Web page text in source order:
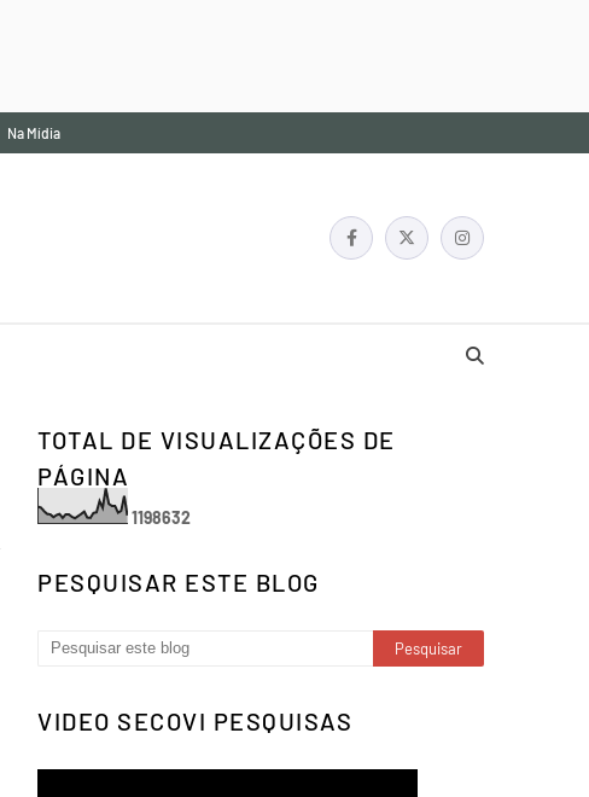
Na Mídia
TOTAL DE VISUALIZAÇÕES DE
PÁGINA
1198632
PESQUISAR ESTE BLOG
VIDEO SECOVI PESQUISAS